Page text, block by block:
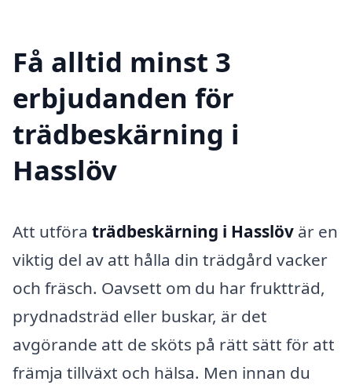
Få alltid minst 3
erbjudanden för
trädbeskärning i
Hasslöv
Att utföra trädbeskärning i Hasslöv är en
viktig del av att hålla din trädgård vacker
och fräsch. Oavsett om du har fruktträd,
prydnadsträd eller buskar, är det
avgörande att de sköts på rätt sätt för att
främja tillväxt och hälsa. Men innan du